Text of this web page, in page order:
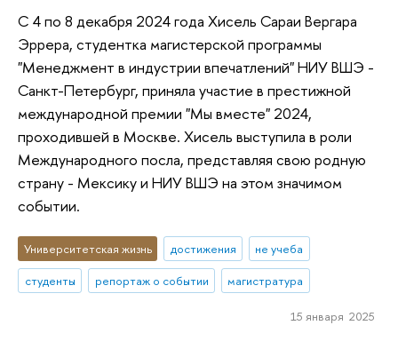
С 4 по 8 декабря 2024 года Хисель Сараи Вергара
Эррера, студентка магистерской программы
"Менеджмент в индустрии впечатлений" НИУ ВШЭ -
Санкт-Петербург, приняла участие в престижной
международной премии "Мы вместе" 2024,
проходившей в Москве. Хисель выступила в роли
Международного посла, представляя свою родную
страну - Мексику и НИУ ВШЭ на этом значимом
событии.
Университетская жизнь достижения
не учеба
студенты
репортаж о событии магистратура
15 января 2025